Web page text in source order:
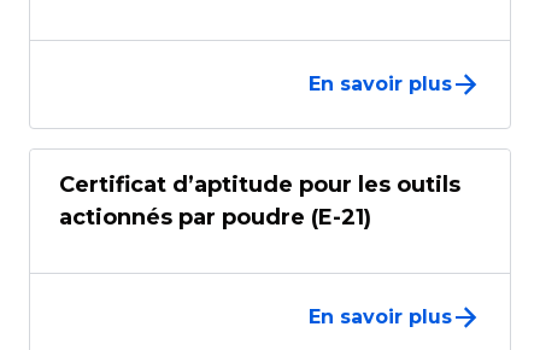
En savoir plus
Certificat d’aptitude pour les outils
actionnés par poudre (E-21)
En savoir plus